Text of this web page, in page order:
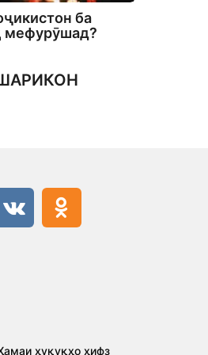
ба
мефурӯшад?
ҳуқуқҳо ҳифз